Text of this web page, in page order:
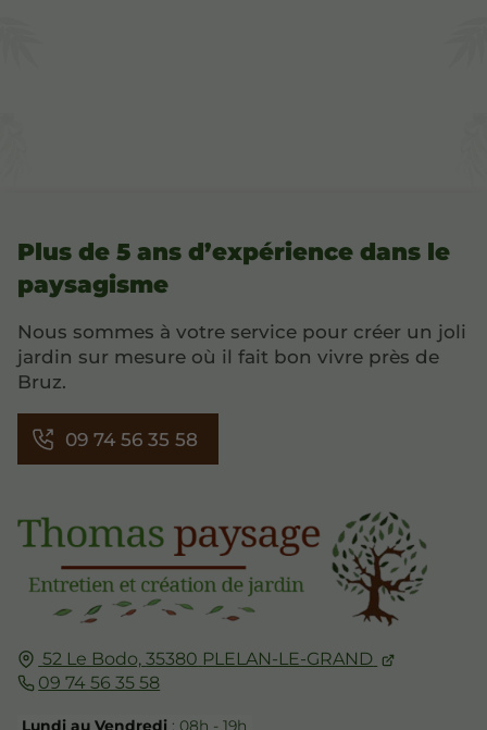
52 Le Bodo, 35380 PLELAN-LE-GRAND
09 74 56 35 58
Lundi au Vendredi : 08h - 19h
Plus de 5 ans d’expérience dans le
paysagisme
Nous sommes à votre service pour créer un joli
jardin sur mesure où il fait bon vivre près de
Bruz.
09 74 56 35 58